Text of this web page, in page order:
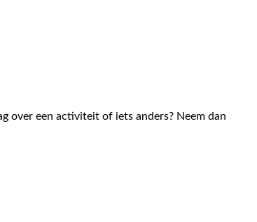
over een activiteit of iets anders? Neem dan